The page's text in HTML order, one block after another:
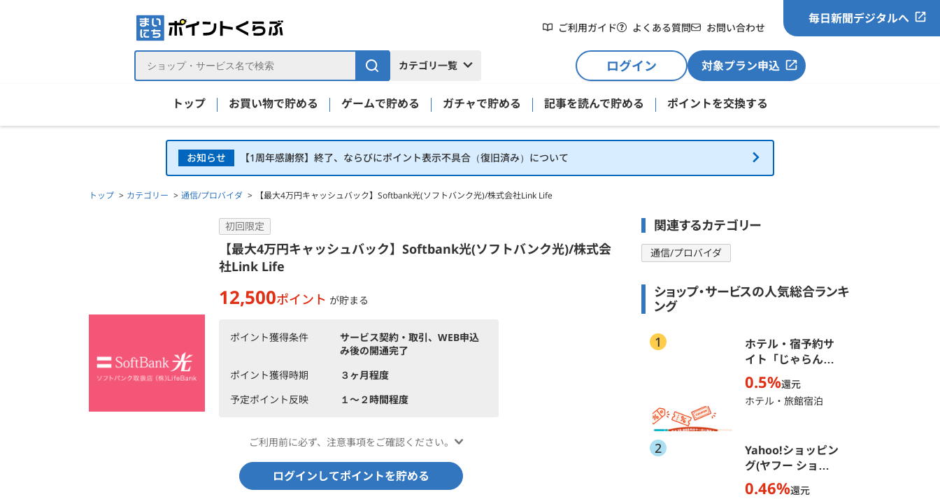
ご利用ガイド よくある質問 お問い合わせ
カテゴリ一覧 ログイン 対象プラン申込
毎日新聞デジタルへ
トップ お買い物で貯める ゲームで貯める ガチャで貯める 記事を読んで貯める ポイントを交換する
お知らせ 【1周年感謝祭】終了、ならびにポイント表示不具合（復旧済み）について
トップ カテゴリー 通信/プロバイダ 【最大4万円キャッシュバック】Softbank光(ソフトバンク光)/株式会社Link Life
【最大4万円キャッシュバック】Softbank光(ソフトバンク光)/株式会社Link Lifeの詳細
初回限定
【最大4万円キャッシュバック】Softbank光(ソフトバンク光)/株式会
社Link Life
12,500ポイント が貯まる
ポイント獲得条件
サービス契約・取引、WEB申込
み後の開通完了
ポイント獲得時期
３ヶ月程度
予定ポイント反映
１〜２時間程度
ご利用前に必ず、注意事項をご確認ください。
ログインしてポイントを貯める
関連するカテゴリー
通信/プロバイダ
ショップ・サービスの人気総合ランキ
ング
1
ホテル・宿予約サ
イト「じゃらん
net」
0.5%還元
ホテル・旅館宿泊
2
Yahoo!ショッピン
グ(ヤフー ショッ
ピング)
0.46%還元